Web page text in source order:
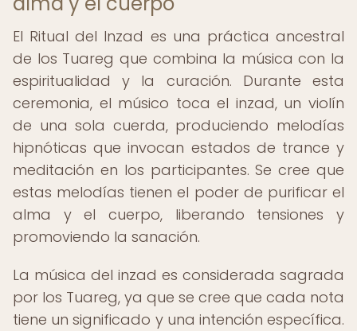
El Ritual del Inzad es una práctica ancestral
de los Tuareg que combina la música con la
espiritualidad y la curación. Durante esta
ceremonia, el músico toca el inzad, un violín
de una sola cuerda, produciendo melodías
hipnóticas que invocan estados de trance y
meditación en los participantes. Se cree que
estas melodías tienen el poder de purificar el
alma y el cuerpo, liberando tensiones y
promoviendo la sanación.
La música del inzad es considerada sagrada
por los Tuareg, ya que se cree que cada nota
tiene un significado y una intención específica.